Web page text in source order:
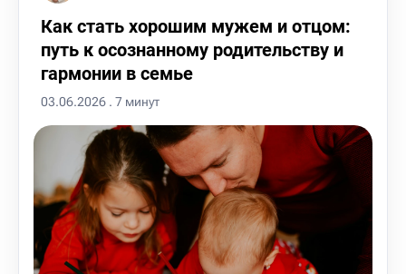
Как стать хорошим мужем и отцом:
путь к осознанному родительству и
гармонии в семье
03.06.2026 . 7 минут